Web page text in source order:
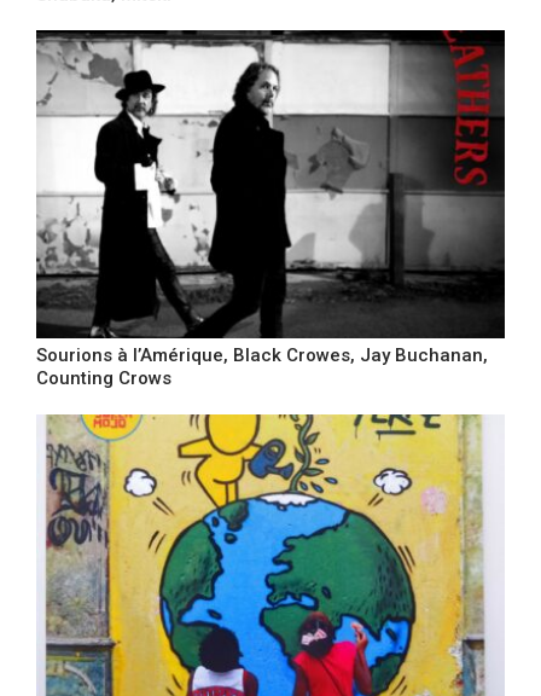
Sourions à l’Amérique, Black Crowes, Jay Buchanan,
Counting Crows